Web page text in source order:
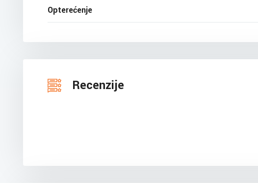
Opterećenje
Recenzije